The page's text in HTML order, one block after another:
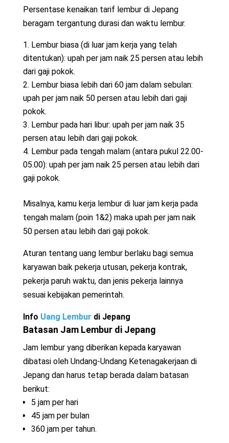
Persentase kenaikan tarif lembur di Jepang
beragam tergantung durasi dan waktu lembur.
Lembur biasa (di luar jam kerja yang telah
ditentukan): upah per jam naik 25 persen atau lebih
dari gaji pokok.
Lembur biasa lebih dari 60 jam dalam sebulan:
upah per jam naik 50 persen atau lebih dari gaji
pokok.
Lembur pada hari libur: upah per jam naik 35
persen atau lebih dari gaji pokok.
Lembur pada tengah malam (antara pukul 22.00-
05.00): upah per jam naik 25 persen atau lebih dari
gaji pokok.
Misalnya, kamu kerja lembur di luar jam kerja pada
tengah malam (poin 1&2) maka upah per jam naik
50 persen atau lebih dari gaji pokok.
Aturan tentang uang lembur berlaku bagi semua
karyawan baik pekerja utusan, pekerja kontrak,
pekerja paruh waktu, dan jenis pekerja lainnya
sesuai kebijakan pemerintah.
Info Uang Lembur di Jepang
Batasan Jam Lembur di Jepang
Jam lembur yang diberikan kepada karyawan
dibatasi oleh Undang-Undang Ketenagakerjaan di
Jepang dan harus tetap berada dalam batasan
berikut:
5 jam per hari
45 jam per bulan
360 jam per tahun.